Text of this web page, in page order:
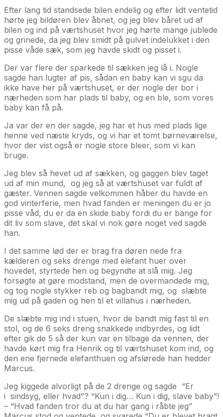
Efter lang tid standsede bilen endelig og efter lidt ventetid
hørte jeg bildøren blev åbnet, og jeg blev båret ud af
bilen og ind på værtshuset hvor jeg hørte mange jublede
og grinede, da jeg blev smidt på gulvet indelukket i den
pisse våde sæk, som jeg havde skidt og pisset i.
Der var flere der sparkede til sækken jeg lå i. Nogle
sagde han lugter af pis, sådan en baby kan vi sgu da
ikke have her på værtshuset, er der nogle der bor i
nærheden som har plads til baby, og en ble, som vores
baby kan få på.
Ja var der en der sagde, jeg har et hus med plads lige
henne ved næste kryds, og vi har et tomt børneværelse,
hvor der vist også er nogle store bleer, som vi kan
bruge.
Jeg blev så hevet ud af sækken, og gaggen blev taget
ud af min mund, og jeg så at værtshuset var fuldt af
gæster. Vennen sagde velkommen håber du havde en
god vinterferie, men hvad fanden er meningen du er jo
pisse våd, du er da en skide baby fordi du er bange for
dit liv som slave, det skal vi nok gøre noget ved sagde
han.
I det samme lød der er brag fra døren nede fra
kælderen og seks drenge med elefant huer over
hovedet, styrtede hen og begyndte at slå mig. Jeg
forsøgte at gøre modstand, men de overmandede mig,
og tog nogle stykker reb og bagbandt mig, og slæbte
mig ud på gaden og hen til et villahus i nærheden.
De slæbte mig ind i stuen, hvor de bandt mig fast til en
stol, og de 6 seks dreng snakkede indbyrdes, og lidt
efter gik de 5 så der kun var en tilbage da vennen, der
havde kørt mig fra Henrik og til værtshuset kom ind, og
den ene fjernede elefanthuen og afslørede han hedder
Marcus.
Jeg kiggede alvorligt på de 2 drenge og sagde “Er
i sindsyg, eller hvad”? “Kun i dig… Kun i dig, slave baby”!
– “Hvad fanden tror du at du har gang i råbte jeg”